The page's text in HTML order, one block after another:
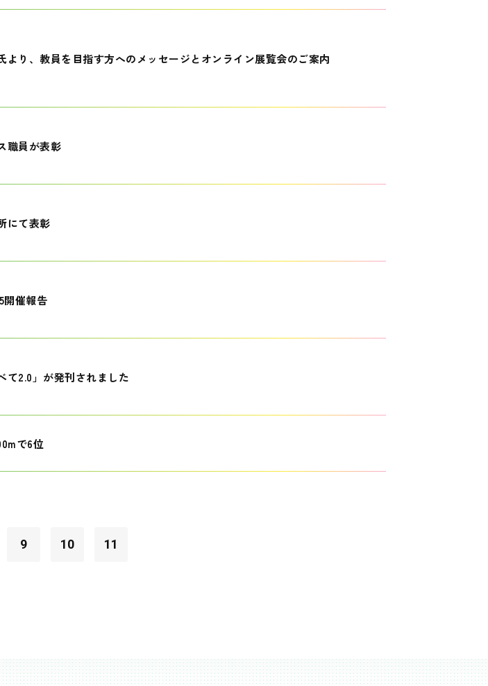
り、教員を目指す方へのメッセージとオンライン展覧会のご案内
職員が表彰
にて表彰
催報告
て2.0」が発刊されました
で6位
9 10 11